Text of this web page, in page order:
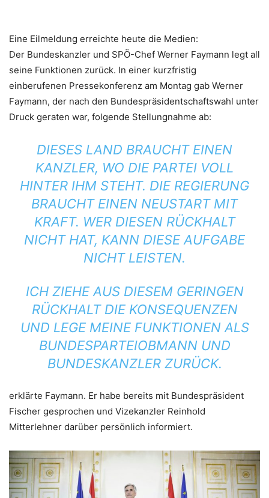
Eine Eilmeldung erreichte heute die Medien:
Der Bundeskanzler und SPÖ-Chef Werner Faymann legt all
seine Funktionen zurück. In einer kurzfristig
einberufenen Pressekonferenz am Montag gab Werner
Faymann, der nach den Bundespräsidentschaftswahl unter
Druck geraten war, folgende Stellungnahme ab:
DIESES LAND BRAUCHT EINEN
KANZLER, WO DIE PARTEI VOLL
HINTER IHM STEHT. DIE REGIERUNG
BRAUCHT EINEN NEUSTART MIT
KRAFT. WER DIESEN RÜCKHALT
NICHT HAT, KANN DIESE AUFGABE
NICHT LEISTEN.
ICH ZIEHE AUS DIESEM GERINGEN
RÜCKHALT DIE KONSEQUENZEN
UND LEGE MEINE FUNKTIONEN ALS
BUNDESPARTEIOBMANN UND
BUNDESKANZLER ZURÜCK.
erklärte Faymann. Er habe bereits mit Bundespräsident
Fischer gesprochen und Vizekanzler Reinhold
Mitterlehner darüber persönlich informiert.